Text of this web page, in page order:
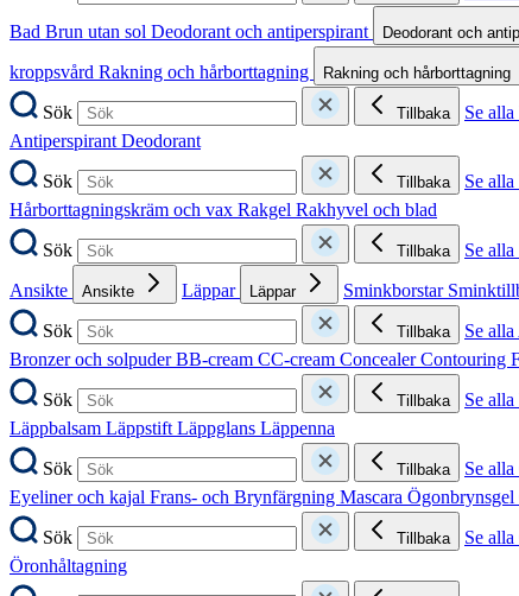
Bad Brun utan sol Deodorant och antiperspirant Deodorant och
kroppsvård Rakning och hårborttagning Rakning och hårborttagning
Sök
Tillbaka
Se
Antiperspirant Deodorant
Sök
Tillbaka
Se
Hårborttagningskräm och vax Rakgel Rakhyvel och blad
Sök
Tillbaka
Se
Ansikte
Ansikte Läppar Läppar Sminkborstar
Sök Tillbaka
Se
Bronzer och solpuderBB-cream CC-cream ConcealerContouring
Sök
Tillbaka
Se
Läppbalsam Läppstift Läppglans Läppenna
Sök
Tillbaka
Se
Eyeliner och kajal Frans- och Brynfärgning Mascara Ögonbrynsgel
Sök
Tillbaka
Se
Öronhåltagning